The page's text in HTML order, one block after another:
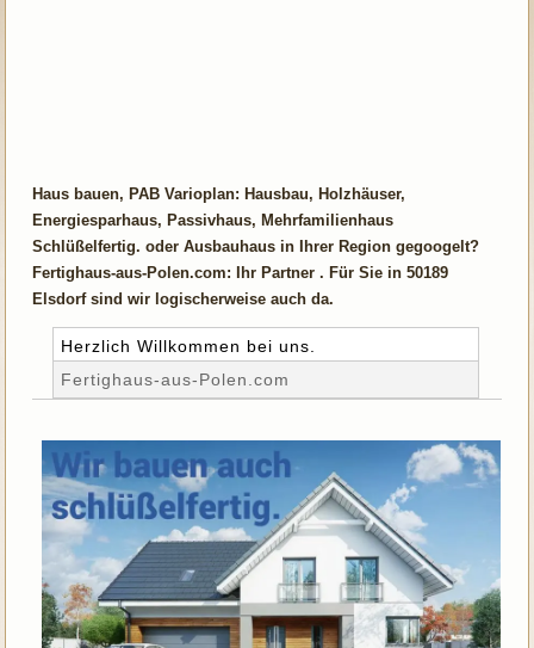
Haus bauen, PAB Varioplan: Hausbau, Holzhäuser,
Energiesparhaus, Passivhaus, Mehrfamilienhaus
Schlüßelfertig. oder Ausbauhaus in Ihrer Region gegoogelt?
Fertighaus-aus-Polen.com: Ihr Partner . Für Sie in 50189
Elsdorf sind wir logischerweise auch da.
Herzlich Willkommen bei uns.
Fertighaus-aus-Polen.com